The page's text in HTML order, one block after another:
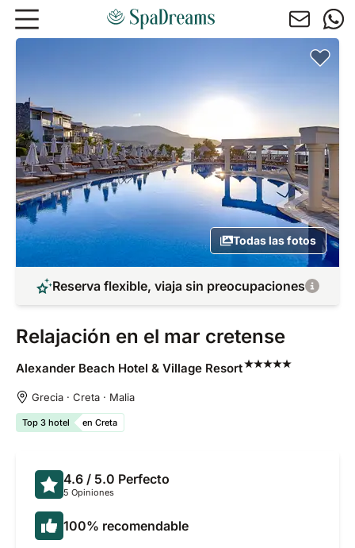
Ir al contenido principal
Todas las fotos
Reserva flexible, viaja sin preocupaciones
Relajación en el mar cretense
Alexander Beach Hotel & Village Resort
Grecia · Creta · Malia
Top 3 hotel en Creta
4.6 / 5.0 Perfecto
5 Opiniones
100% recomendable